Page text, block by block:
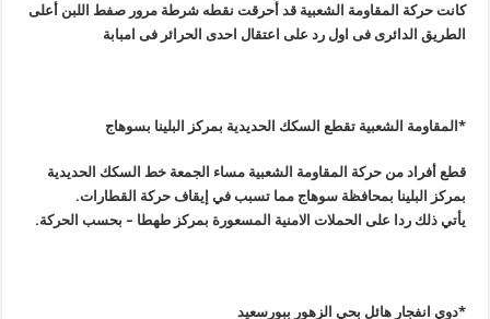
كانت حركة المقاومة الشعبية قد أحرقت نقطه شرطة مرور صفط اللبن أعلى
الطريق الدائری فى اول رد على اعتقال احدى الحرائر فى امبابة
*المقاومة الشعبية تقطع السكك الحديدية بمركز البلينا بسوهاج
قطع أفراد من حركة المقاومة الشعبية مساء الجمعة خط السكك الحديدية
بمركز البلينا بمحافظة سوهاج مما تسبب في إيقاف حركة القطارات.
يأتي ذلك ردا على الحملات الامنية المسعورة بمركز طهطا – بحسب الحركة.
*دوي انفجار هائل بحي الزهور ببورسعيد